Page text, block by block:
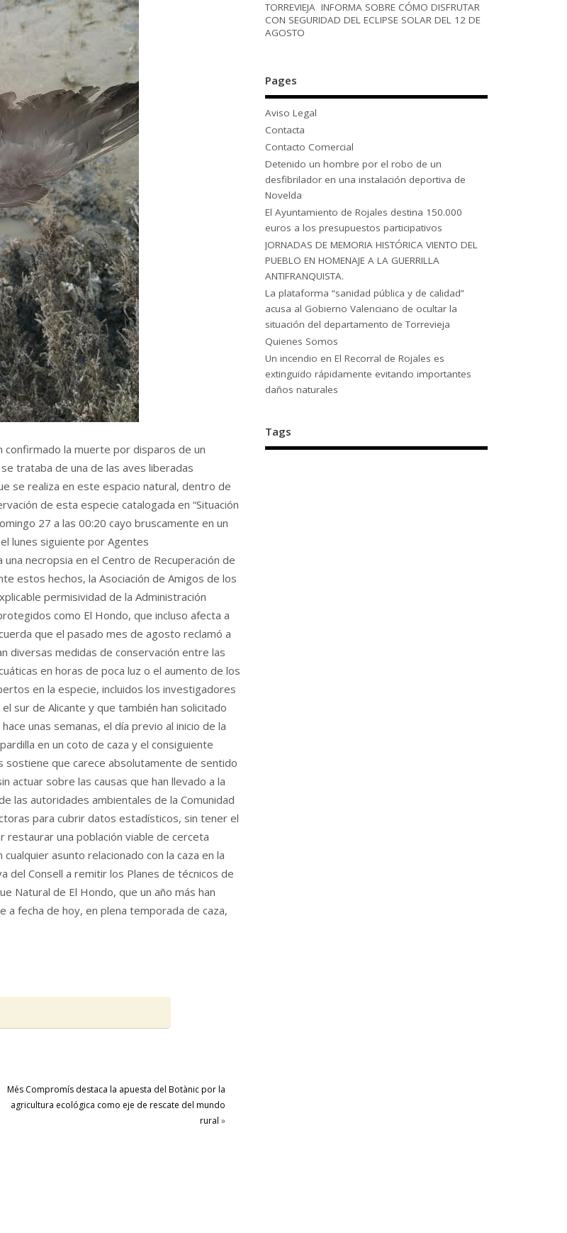
la muerte por disparos de un
trataba de una de las aves liberadas
se realiza en este espacio natural, dentro de
de esta especie catalogada en “Situación
27 a las 00:20 cayo bruscamente en un
lunes siguiente por Agentes
necropsia en el Centro de Recuperación de
estos hechos, la Asociación de Amigos de los
permisividad de la Administración
como El Hondo, que incluso afecta a
que el pasado mes de agosto reclamó a
diversas medidas de conservación entre las
en horas de poca luz o el aumento de los
en la especie, incluidos los investigadores
sur de Alicante y que también han solicitado
unas semanas, el día previo al inicio de la
en un coto de caza y el consiguiente
sostiene que carece absolutamente de sentido
actuar sobre las causas que han llevado a la
las autoridades ambientales de la Comunidad
para cubrir datos estadísticos, sin tener el
una población viable de cerceta
asunto relacionado con la caza en la
del Consell a remitir los Planes de técnicos de
Natural de El Hondo, que un año más han
a fecha de hoy, en plena temporada de caza,
Més Compromís destaca la apuesta del Botànic por la
agricultura ecológica como eje de rescate del mundo
rural »
TORREVIEJA INFORMA SOBRE CÓMO DISFRUTAR
CON SEGURIDAD DEL ECLIPSE SOLAR DEL 12 DE
AGOSTO
Pages
Aviso Legal
Contacta
Contacto Comercial
Detenido un hombre por el robo de un
desfibrilador en una instalación deportiva de
Novelda
El Ayuntamiento de Rojales destina 150.000
euros a los presupuestos participativos
JORNADAS DE MEMORIA HISTÓRICA VIENTO DEL
PUEBLO EN HOMENAJE A LA GUERRILLA
ANTIFRANQUISTA.
La plataforma “sanidad pública y de calidad”
acusa al Gobierno Valenciano de ocultar la
situación del departamento de Torrevieja
Quienes Somos
Un incendio en El Recorral de Rojales es
extinguido rápidamente evitando importantes
daños naturales
Tags